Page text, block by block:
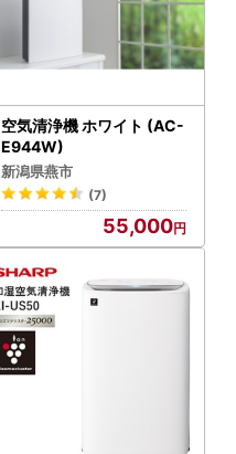
空気清浄機 ホワイト (AC-
E944W)
新潟県燕市
(7)
55,000